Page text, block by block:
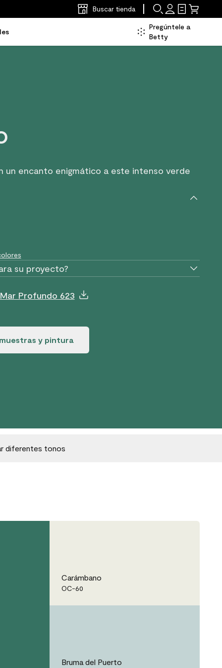
Buscar tienda
Pregúntele a
Betty
un encanto enigmático a este intenso verde
su proyecto?
Profundo 623
y pintura
diferentes tonos
Carámbano
OC-60
Bruma del Puerto